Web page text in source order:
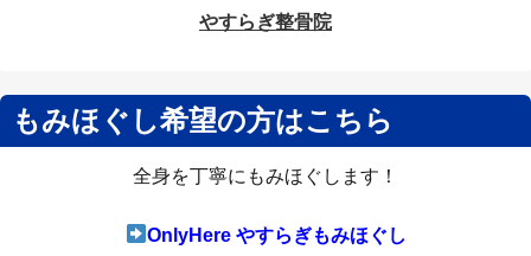
もみほぐし希望の方はこちら
全身を丁寧にもみほぐします！
OnlyHere やすらぎもみほぐし